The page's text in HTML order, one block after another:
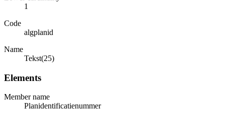
1
Code
algplanid
Name
Tekst(25)
Elements
Member name
Planidentificatienummer